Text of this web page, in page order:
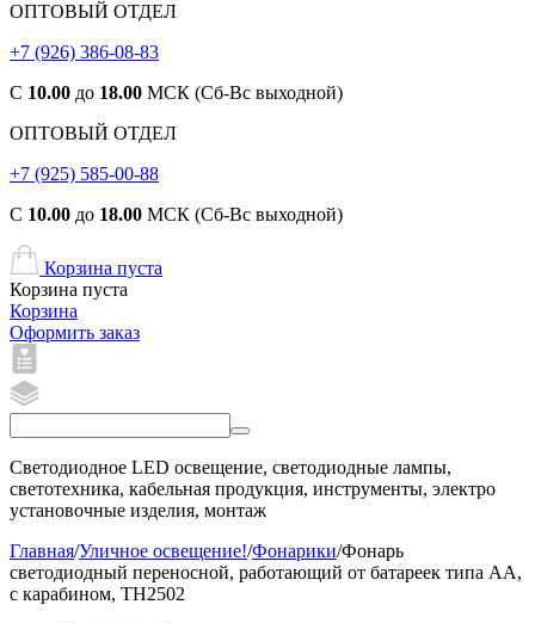
ОПТОВЫЙ ОТДЕЛ
+7 (926) 386-08-83
С 10.00 до 18.00 МСК (Сб-Вс выходной)
ОПТОВЫЙ ОТДЕЛ
+7 (925) 585-00-88
С 10.00 до 18.00 МСК (Сб-Вс выходной)
Корзина пуста
Корзина пуста
Корзина
Оформить заказ
Светодиодное LED освещение, светодиодные лампы,
светотехника, кабельная продукция, инструменты, электро
установочные изделия, монтаж
Главная/Уличное освещение!/Фонарики/Фонарь
светодиодный переносной, работающий от батареек типа AA,
с карабином, TH2502